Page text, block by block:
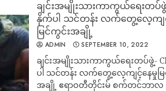
ချင်းအမျိုးသားကာကွယ်ရေးတပ်ဖွဲ့
နိုက်ပါ သင်တန်း လက်တွေ့လေ့ကျ
မြင်ကွင်းအချို့
ADMIN SEPTEMBER 10, 2022
ချင်းအမျိုးသားကာကွယ်ရေးတပ်ဖွဲ့-
ပါ သင်တန်း လက်တွေ့လေ့ကျင့်နေမှုမ
အချို့ ဧရာဝတီတိုင်းမ် စက်တင်ဘာလ